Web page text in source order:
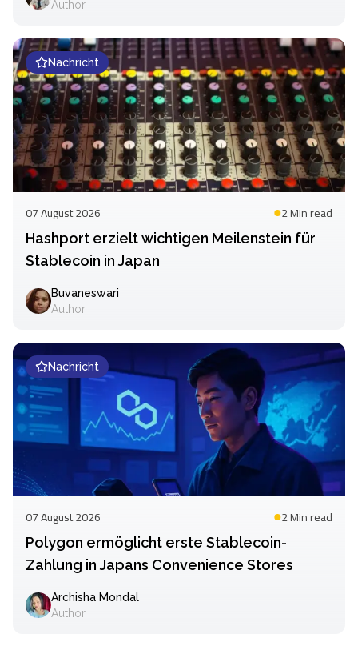
Author
Nachricht
07 August 2026 2 Minread
Hashport erzielt wichtigen Meilenstein für
Stablecoin in Japan
Buvaneswari
Author
Nachricht
07 August 2026 2 Minread
Polygon ermöglicht erste Stablecoin-
Zahlung in Japans Convenience Stores
Archisha Mondal
Author